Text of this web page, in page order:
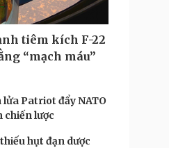
tiêm kích F-22
“mạch máu”
Patriot đẩy NATO
chiến lược
hụt đạn dược